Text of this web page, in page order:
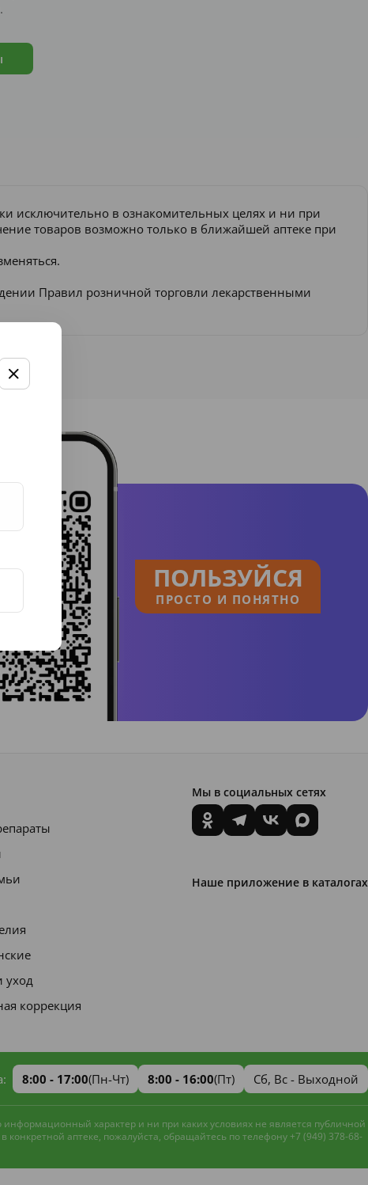
исключительно в ознакомительных целях и ни при
товаров возможно только в ближайшей аптеке при
Правил розничной торговли лекарственными
ПОЛЬЗУЙСЯ
ПРОСТО И ПОНЯТНО
уход
коррекция
Мы в социальных сетях
Наше приложение в каталогах
8:00 - 17:00(Пн-Чт) 8:00 - 16:00(Пт) Сб, Вс - Выходной
характер и ни при каких условиях не является публичной
аптеке, пожалуйста, обращайтесь по телефону +7 (949) 378-68-
Наш сайт использует файлы cookie и